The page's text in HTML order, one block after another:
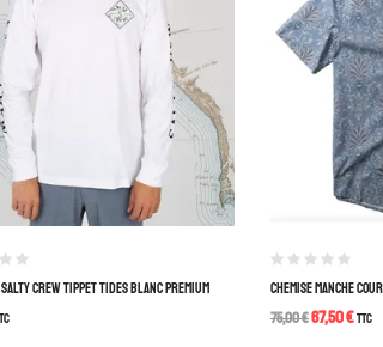
CREW TIPPET TIDES BLANC PREMIUM
CHEMISE MANCHE
75,00€67,50€TTC